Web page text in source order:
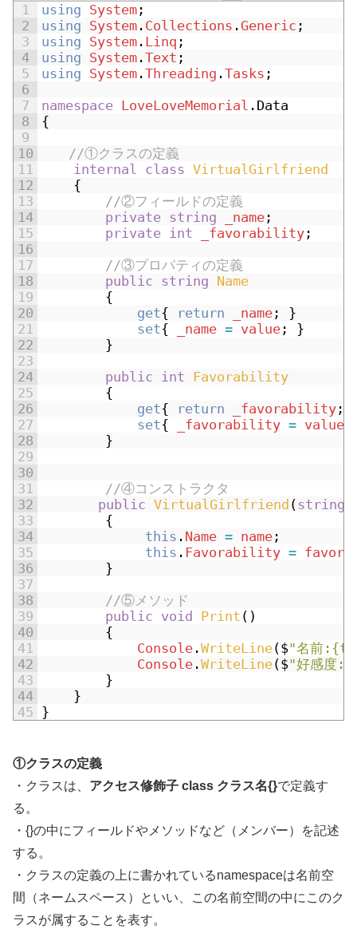
1
2
3
4
5
6
7
8
9
10
11
12
13
14
15
16
17
18
19
20
21
22
23
24
25
26
27
28
29
30
31
32
33
34
35
36
37
38
39
40
41
42
43
44
45
using System ;
using System . Collections .Generic ;
using System . Linq ;
using System .Text ;
using System .Threading .Tasks ;
namespace LoveLoveMemorial . Data
{
//①クラスの定義
internal
class VirtualGirlfriend
{
//②フィールドの定義
private string _name ;
private int _favorability ;
//③プロパティの定義
public string Name
{
get{ return _name ;
}
set{ _name = value ;
}
}
public
int
Favorability
{
get{ return _favorability ;
set{ _favorability = value
}
//④コンストラクタ
public VirtualGirlfriend (string
{
this . Name = name ;
this . Favorability =
}
//⑤メソッド
public void Print ( )
{
Console .WriteLine($"名前
Console .WriteLine($"好感度
}
}
}
①クラスの定義
・クラスは、 アクセス修飾子 class クラス名{}で定義す
る。
・{}の中にフィールドやメソッドなど（メンバー）を記述
する。
・クラスの定義の上に書かれているnamespaceは名前空
間（ネームスペース）といい、この名前空間の中にこのク
ラスが属することを表す。